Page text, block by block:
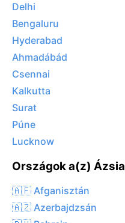
Delhi
Bengaluru
Hyderabad
Ahmadábád
Csennai
Kalkutta
Surat
Púne
Lucknow
Országok a(z) Ázsia
🇦🇫 Afganisztán
🇦🇿 Azerbajdzsán